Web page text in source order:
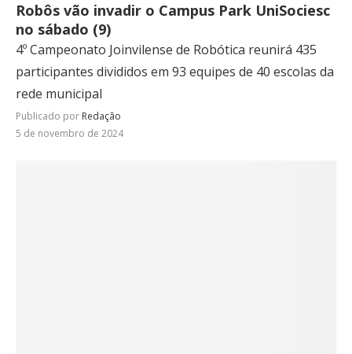
Robôs vão invadir o Campus Park UniSociesc
no sábado (9)
4º Campeonato Joinvilense de Robótica reunirá 435
participantes divididos em 93 equipes de 40 escolas da
rede municipal
Publicado por Redação
5 de novembro de 2024